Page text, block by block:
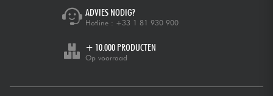
ADVIES NODIG?
Hotline : +33 1 81 930 900
+ 10.000 PRODUCTEN
Op voorraad